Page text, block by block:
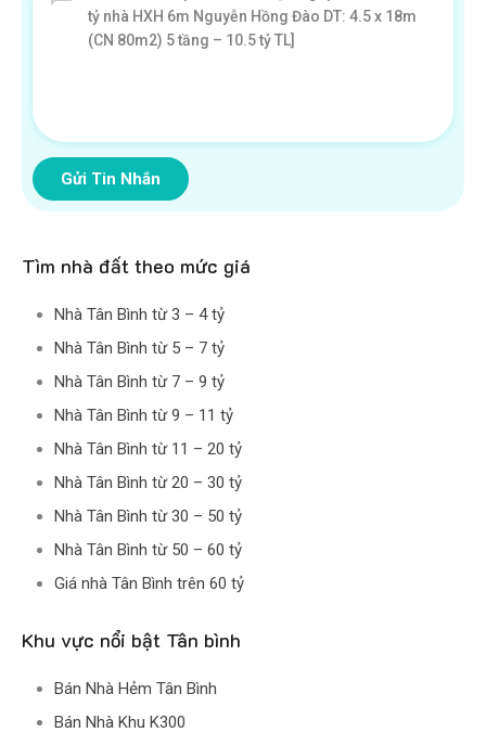
Gửi Tin Nhắn
Tìm nhà đất theo mức giá
Nhà Tân Bình từ 3 – 4 tỷ
Nhà Tân Bình từ 5 – 7 tỷ
Nhà Tân Bình từ 7 – 9 tỷ
Nhà Tân Bình từ 9 – 11 tỷ
Nhà Tân Bình từ 11 – 20 tỷ
Nhà Tân Bình từ 20 – 30 tỷ
Nhà Tân Bình từ 30 – 50 tỷ
Nhà Tân Bình từ 50 – 60 tỷ
Giá nhà Tân Bình trên 60 tỷ
Khu vực nổi bật Tân bình
Bán Nhà Hẻm Tân Bình
Bán Nhà Khu K300